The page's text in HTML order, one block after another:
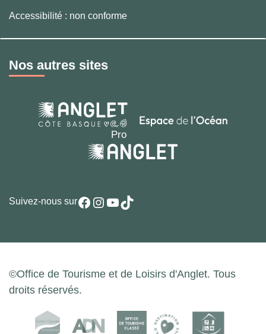
Accessibilité : non conforme
Nos autres sites
Suivez-nous surFacebook
Instagram
YouTube
TikTok
©Office de Tourisme et de Loisirs d'Anglet. Tous
droits réservés.